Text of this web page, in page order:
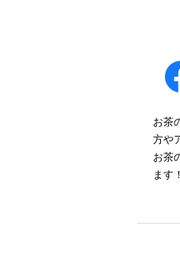
お茶
方や
お茶
ます！